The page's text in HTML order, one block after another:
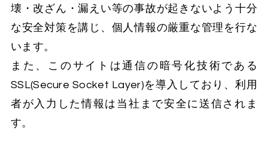
壊・改ざん・漏えい等の事故が起きないよう十分
な安全対策を講じ、個人情報の厳重な管理を行な
います。
また、このサイトは通信の暗号化技術である
SSL(Secure Socket Layer)を導入しており、利用
者が入力した情報は当社まで安全に送信されま
す。